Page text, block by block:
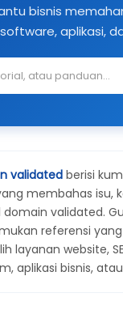
bisnis
aplikasi,
validatedberisi
membahas isu,
domain validated.
referensi
layanan website,
aplikasi bisnis,